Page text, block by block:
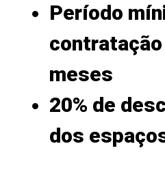
Período
meses
20% de
dos